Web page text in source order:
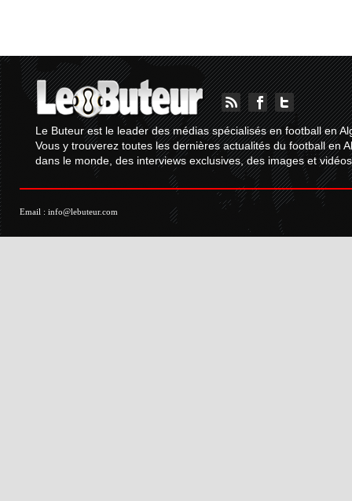
Le Buteur est le leader des médias spécialisés en football en
Vous y trouverez toutes les dernières actualités du football en
dans le monde, des interviews exclusives, des images et
Email : info@lebuteur.com